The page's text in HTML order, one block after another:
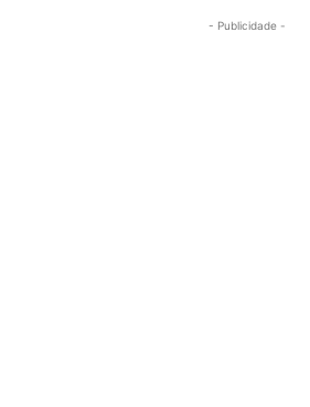
- Publicidade -